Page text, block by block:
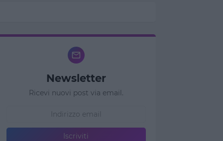
Newsletter
Ricevi nuovi post via email.